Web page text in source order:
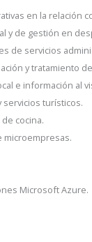
en la relación
y de gestión en
de servicios
y tratamiento
e información al
turísticos.
cocina.
microempresas.
Microsoft Azure.